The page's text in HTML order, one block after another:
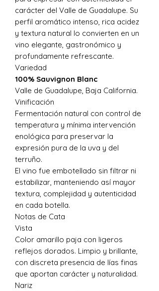
carácter del Valle de Guadalupe. Su
perfil aromático intenso, rica acidez
y textura natural lo convierten en un
vino elegante, gastronómico y
profundamente refrescante.
Variedad
100% Sauvignon Blanc
Valle de Guadalupe, Baja California.
Vinificación
Fermentación natural con control de
temperatura y mínima intervención
enológica para preservar la
expresión pura de la uva y del
terruño.
El vino fue embotellado sin filtrar ni
estabilizar, manteniendo así mayor
textura, complejidad y autenticidad
en cada botella.
Notas de Cata
Vista
Color amarillo paja con ligeros
reflejos dorados. Limpio y brillante,
con discreta presencia de lías finas
que aportan carácter y naturalidad.
Nariz